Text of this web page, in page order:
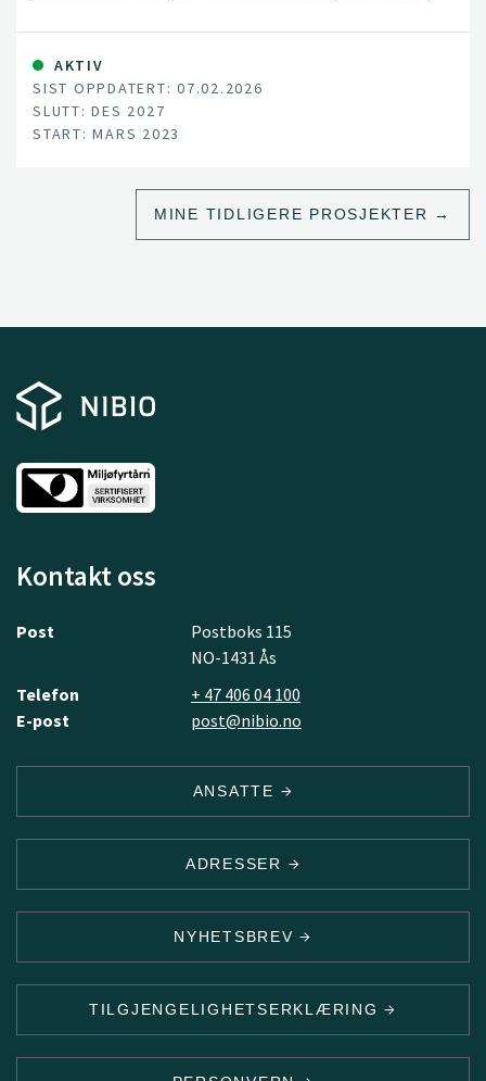
AKTIV
SIST OPPDATERT: 07.02.2026
SLUTT: DES 2027
START: MARS 2023
MINE TIDLIGERE PROSJEKTER
Kontakt oss
Post
Postboks 115
NO-1431 Ås
Telefon
+ 47 406 04 100
E-post
post@nibio.no
ANSATTE
ADRESSER
NYHETSBREV
TILGJENGELIGHETSERKLÆRING